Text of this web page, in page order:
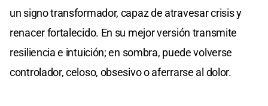
un signo transformador, capaz de atravesar crisis y
renacer fortalecido. En su mejor versión transmite
resiliencia e intuición; en sombra, puede volverse
controlador, celoso, obsesivo o aferrarse al dolor.